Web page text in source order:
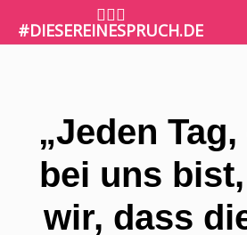
🤷🏼‍♀️
#DIESEREINESPRUCH.DE
„Jeden
bei uns bist,
wir, dass